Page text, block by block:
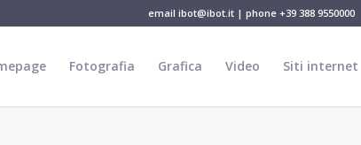
email ibot@ibot.it | phone +39 388 9550000
Fotografia Grafica Video Siti internet